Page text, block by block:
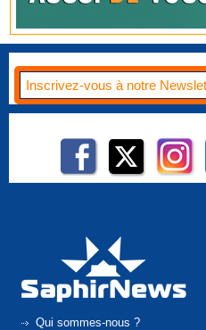
Qui sommes-nous ?